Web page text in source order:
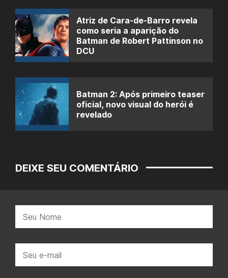
Atriz de Cara-de-Barro revela
como seria a aparição do
Batman de Robert Pattinson no
DCU
Batman 2: Após primeiro teaser
oficial, novo visual do herói é
revelado
DEIXE SEU COMENTÁRIO
mail: